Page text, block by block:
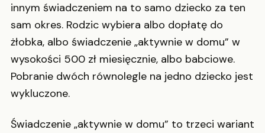
innym świadczeniem na to samo dziecko za ten
sam okres. Rodzic wybiera albo dopłatę do
żłobka, albo świadczenie „aktywnie w domu” w
wysokości 500 zł miesięcznie, albo babciowe.
Pobranie dwóch równolegle na jedno dziecko jest
wykluczone.
Świadczenie „aktywnie w domu” to trzeci wariant